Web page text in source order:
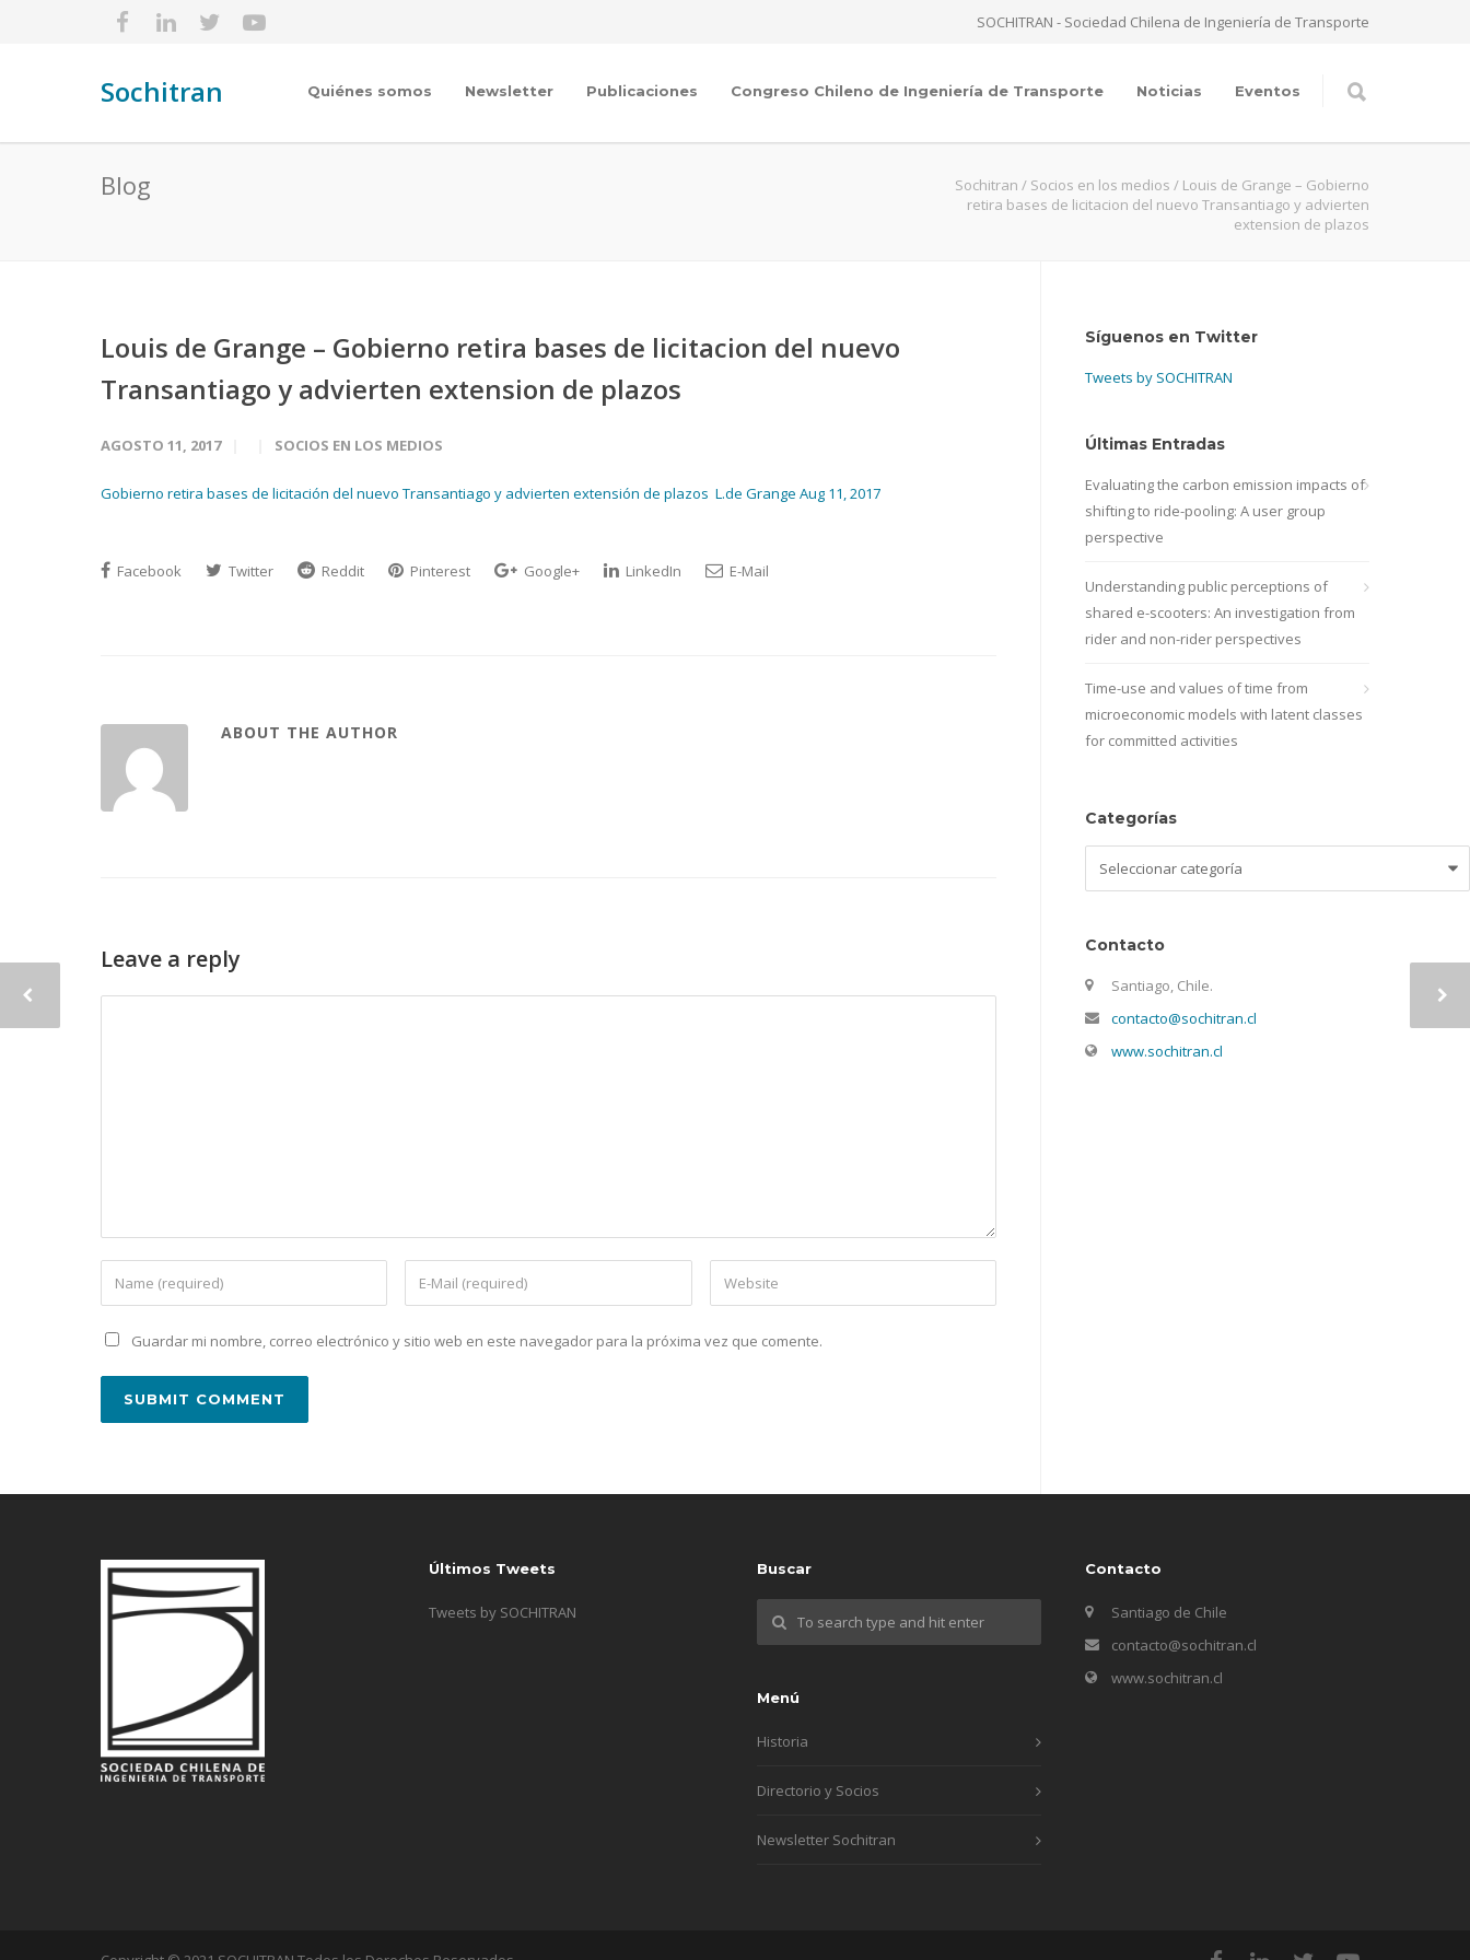
SOCHITRAN - Sociedad Chilena de Ingeniería de Transporte
Sochitran Quiénes somos Newsletter Publicaciones Congreso Chileno de Ingeniería de Transporte Noticias Eventos
Blog Sochitran / Socios en los medios / Louis de Grange – Gobierno
retira bases de licitacion del nuevo Transantiago y advierten
extension de plazos
Louis de Grange – Gobierno retira bases de licitacion del nuevo
Transantiago y advierten extension de plazos
AGOSTO 11, 2017 SOCIOS EN LOS MEDIOS
Gobierno retira bases de licitación del nuevo Transantiago y advierten extensión de plazos L.de Grange Aug 11, 2017
Facebook Twitter Reddit Pinterest Google+ LinkedIn E-Mail
ABOUT THE AUTHOR
Leave a reply
Guardar mi nombre, correo electrónico y sitio web en este navegador para la próxima vez que comente.
Síguenos en Twitter
Tweets by SOCHITRAN
Últimas Entradas
Evaluating the carbon emission impacts of
shifting to ride-pooling: A user group
perspective
Understanding public perceptions of
shared e-scooters: An investigation from
rider and non-rider perspectives
Time-use and values of time from
microeconomic models with latent classes
for committed activities
Categorías
Contacto
Santiago, Chile.
contacto@sochitran.cl
www.sochitran.cl
Últimos Tweets
Tweets by SOCHITRAN
Buscar
Menú
Historia
Directorio y Socios
Newsletter Sochitran
Contacto
Santiago de Chile
contacto@sochitran.cl
www.sochitran.cl